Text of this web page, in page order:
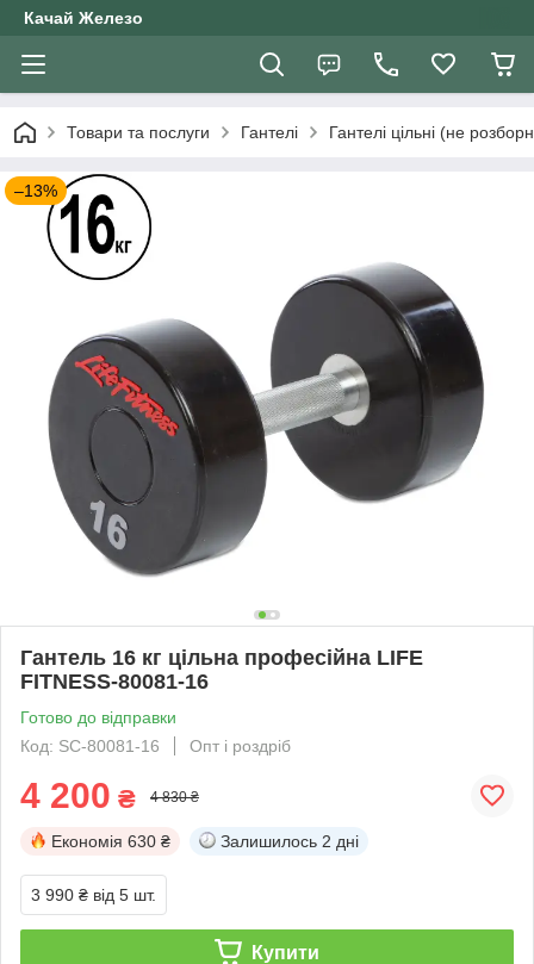
Качай Железо
Товари та послуги Гантелі Гантелі цільні (не
–13%
Гантель 16 кг цільна професійна LIFE
FITNESS-80081-16
Готово до відправки
Код: SC-80081-16
Опт і роздріб
4 200 ₴ 4 830 ₴
Економія 630 ₴ Залишилось 2 дні
3 990 ₴ від 5 шт.
Купити